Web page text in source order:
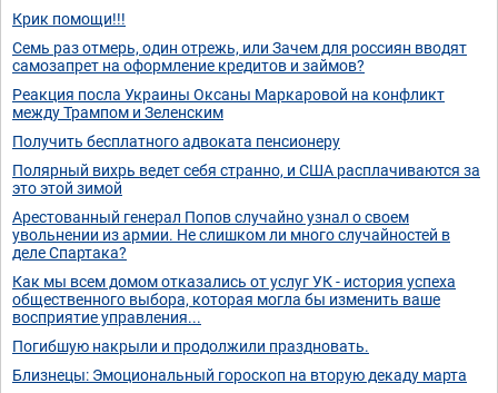
Крик помощи!!!
Семь раз отмерь, один отрежь, или Зачем для россиян вводят
самозапрет на оформление кредитов и займов?
Реакция посла Украины Оксаны Маркаровой на конфликт
между Трампом и Зеленским
Получить бесплатного адвоката пенсионеру
Полярный вихрь ведет себя странно, и США расплачиваются за
это этой зимой
Арестованный генерал Попов случайно узнал о своем
увольнении из армии. Не слишком ли много случайностей в
деле Спартака?
Как мы всем домом отказались от услуг УК - история успеха
общественного выбора, которая могла бы изменить ваше
восприятие управления...
Погибшую накрыли и продолжили праздновать.
Близнецы: Эмоциональный гороскоп на вторую декаду марта